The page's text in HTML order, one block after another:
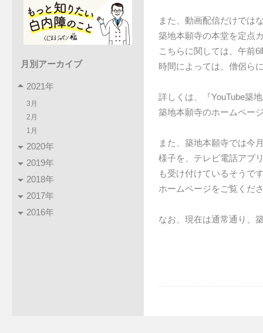
また、動画配信だけでは
築地本願寺の本堂を定点
こちらに関しては、午前
時間によっては、僧侶ら
詳しくは、『YouTube築
築地本願寺のホームペー
また、築地本願寺では今
様子を、テレビ電話アプ
も受け付けているそうで
ホームページをご覧くだ
なお、現在は通常通り、
月別アーカイブ
2021年
3月
2月
1月
2020年
2019年
2018年
2017年
2016年